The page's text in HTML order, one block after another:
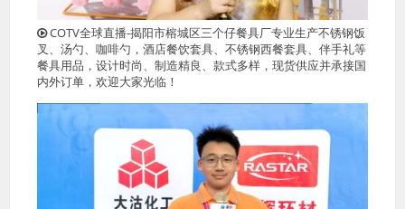
COTV全球直播-揭阳市榕城区三个仔餐具厂专业生产不锈钢饭
叉、汤勺、咖啡勺，酒店餐饮套具、不锈钢西餐套具、伴手礼等
餐具用品，设计时尚、制造精良、款式多样，现货供应并承接国
内外订单，欢迎大家光临！